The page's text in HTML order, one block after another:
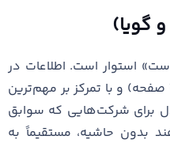
استوار است. اطلاعات در
حداقل صفحات ممکن (مثلاً ۵ تا ۷ صفحه) و با تمرکز بر مهم‌ترین
برای شرکت‌هایی که سوابق
بدون حاشیه، مستقیماً به